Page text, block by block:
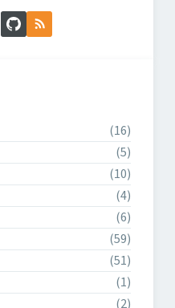
GitHubFlux RSS
(16)
(5)
(10)
(4)
(6)
(59)
(51)
(1)
(2)